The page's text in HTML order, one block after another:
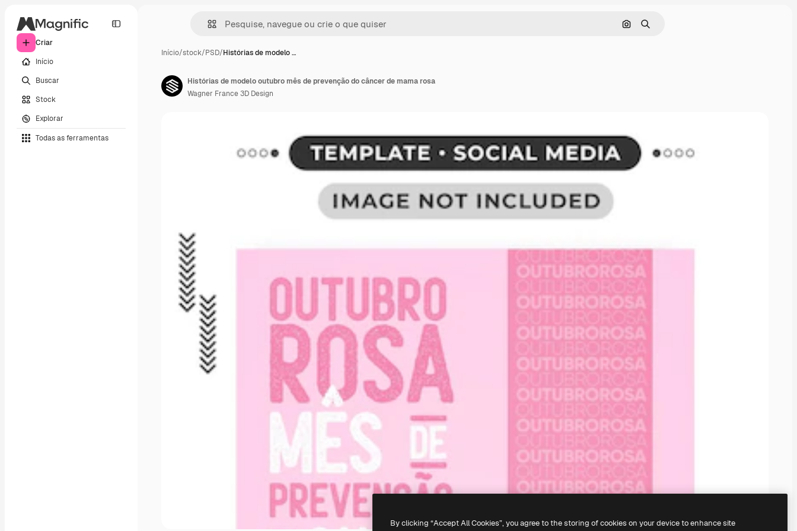
Criar
Início
Buscar
Stock
Explorar
Todas as ferramentas
Pesquisar por imagem
Buscar
Início/stock/PSD/Histórias de modelo …
Histórias de modelo outubro mês de prevenção do câncer de mama rosa
Wagner France 3D Design
By clicking “Accept All Cookies”, you agree to the storing of cookies on your device to enhance site